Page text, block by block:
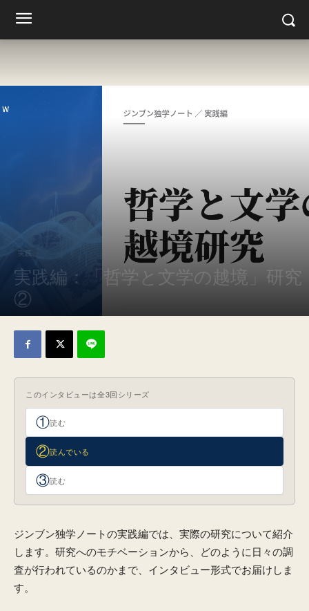
実践
実践編：「哲学と文学の越境」研究
②
このインタビューは全3回シリーズ
①読む
②読んでいる
③読む
ジンブン独学ノートの実践編では、実際の研究について紹介
します。研究へのモチベーションから、どのように日々の調
査が行われているのかまで、インタビュー形式でお届けしま
す。